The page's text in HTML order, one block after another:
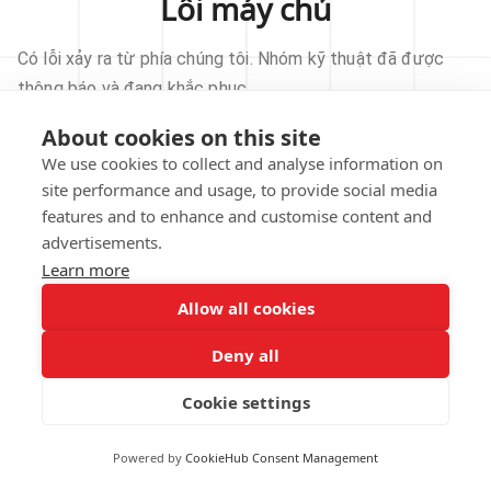
About cookies on this site
We use cookies to collect and analyse information on
site performance and usage, to provide social media
features and to enhance and customise content and
advertisements.
Learn more
Allow all cookies
Deny all
Cookie settings
Powered by CookieHub Consent Management
Lỗi máy chủ
Có lỗi xảy ra từ phía chúng tôi. Nhóm kỹ thuật đã được
thông báo và đang khắc phục.
THỬ LẠI
VỀ TRANG CHỦ
notified.